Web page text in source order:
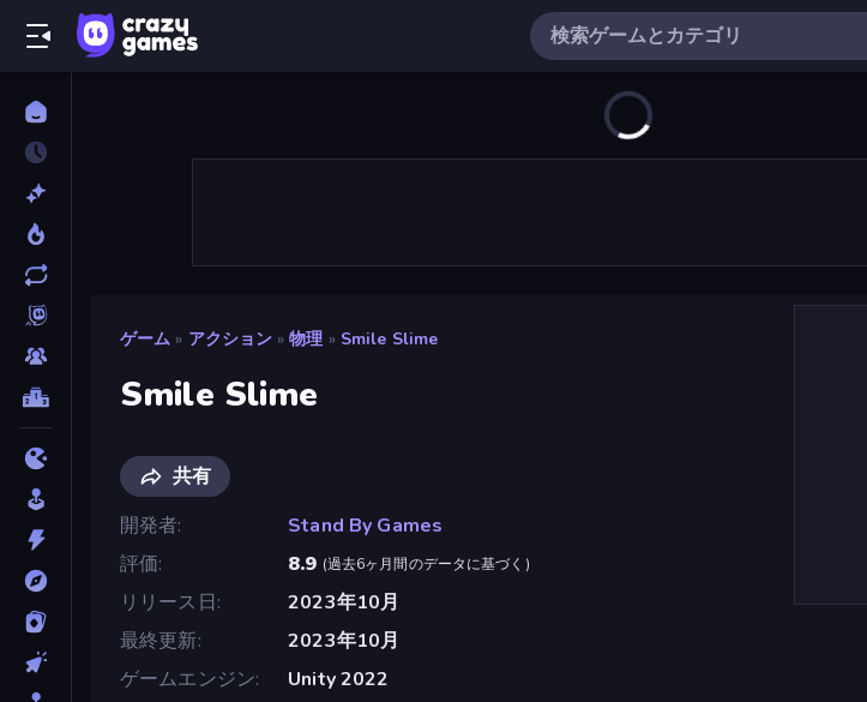
ゲーム » アクション » 物理 » Smile Slime
Smile Slime
共有
開発者
Stand By Games
評価
8.9 (過去6ヶ月間のデータに基づく )
リリース日
2023年10月
最終更新
2023年10月
ゲームエンジン
Unity 2022